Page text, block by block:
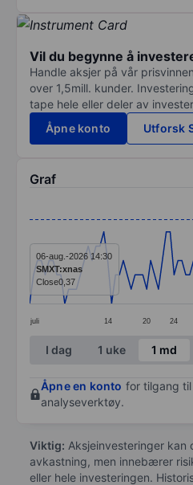
Vil du begynne å
Handle aksjer på vår
over 1,5mill. kunder.
tape hele eller deler av
Åpne konto
Utforsk
Graf
Line chart with 73 data
The chart has 1 X axis
The chart has 1 Y axis
juli 14 20 24
06-aug.-2026 14:30
SMXT:xnas
Close0,37
End of interactive chart.
I dag 1 uke 1 md
Åpne en konto for tilgang
analyseverktøy.
Viktig: Aksjeinvesteringer kan
avkastning, men innebærer
eller hele investeringen.